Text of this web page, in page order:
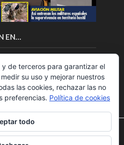
EN…
la mejor experiencia en
de terceros para garantizar el
su uso y mejorar nuestros
las cookies, rechazar las no
preferencias. Política de cookies
todo